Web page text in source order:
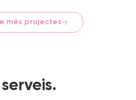
més projectes